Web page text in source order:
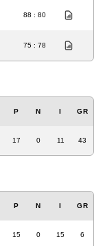
88 : 80
75 : 78
P N I GR
17 0 11 43
P N I GR
15 0 15 6